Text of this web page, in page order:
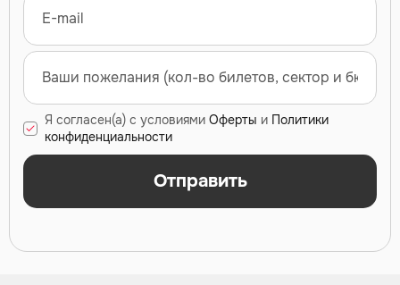
Я согласен(а) с условиями Оферты и Политики
конфиденциальности
Отправить